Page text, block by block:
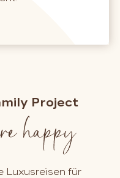
Project
Luxusreisen für